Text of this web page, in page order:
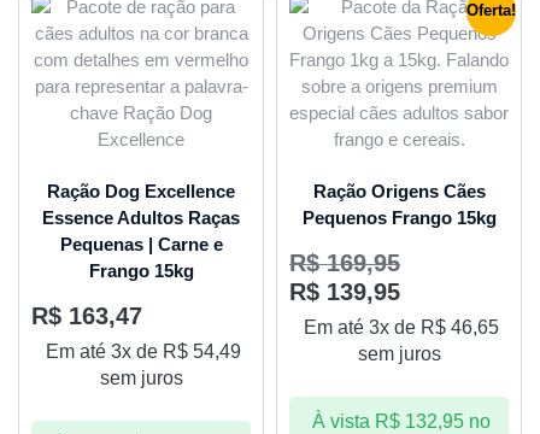
Ração Dog Excellence
Essence Adultos Raças
Pequenas | Carne e
Frango 15kg
R$ 163,47
Em até 3x de R$ 54,49
sem juros
Oferta!
Ração Origens Cães
Pequenos Frango 15kg
R$169,95
R$ 139,95
Em até 3x de R$ 46,65
sem juros
À vista R$ 132,95 no